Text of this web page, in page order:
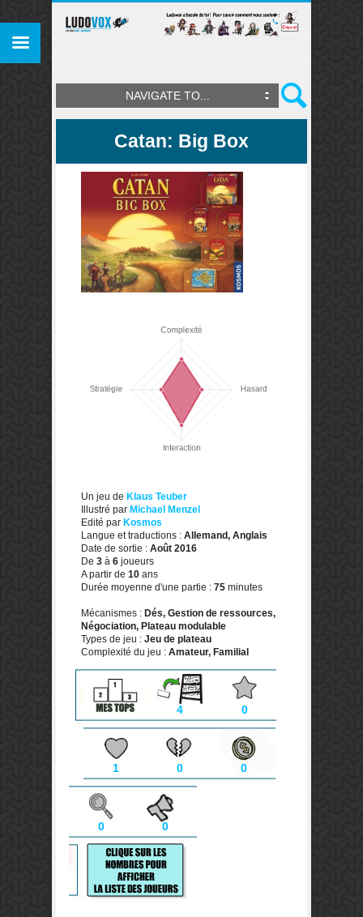
NAVIGATE TO...
Catan: Big Box
Un jeu de Klaus Teuber
Illustré par Michael Menzel
Edité par Kosmos
Langue et traductions : Allemand, Anglais
Date de sortie : Août 2016
De 3 à 6 joueurs
A partir de 10 ans
Durée moyenne d'une partie : 75 minutes
Mécanismes : Dés, Gestion de ressources,
Négociation, Plateau modulable
Types de jeu : Jeu de plateau
Complexité du jeu : Amateur, Familial
4 0
1 0 0
0 0